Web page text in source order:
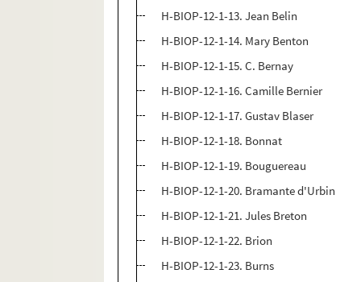
H-BIOP-12-1-13. Jean Belin
H-BIOP-12-1-14. Mary Benton
H-BIOP-12-1-15. C. Bernay
H-BIOP-12-1-16. Camille Bernier
H-BIOP-12-1-17. Gustav Blaser
H-BIOP-12-1-18. Bonnat
H-BIOP-12-1-19. Bouguereau
H-BIOP-12-1-20. Bramante d'Urbin
H-BIOP-12-1-21. Jules Breton
H-BIOP-12-1-22. Brion
H-BIOP-12-1-23. Burns